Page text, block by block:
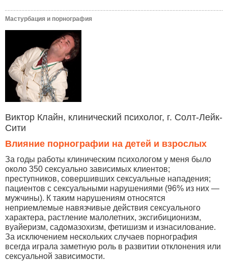
Мастурбация и порнография
Виктор Клайн, клинический психолог, г. Солт-Лейк-
Сити
Влияние порнографии на детей и взрослых
За годы работы клиническим психологом у меня было
около 350 сексуально зависимых клиентов;
преступников, совершивших сексуальные нападения;
пациентов с сексуальными нарушениями (96% из них —
мужчины). К таким нарушениям относятся
неприемлемые навязчивые действия сексуального
характера, растление малолетних, эксгибиционизм,
вуайеризм, садомазохизм, фетишизм и изнасилование.
За исключением нескольких случаев порнография
всегда играла заметную роль в развитии отклонения или
сексуальной зависимости.